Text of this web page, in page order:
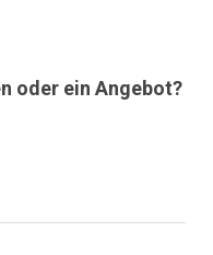
oder ein Angebot?